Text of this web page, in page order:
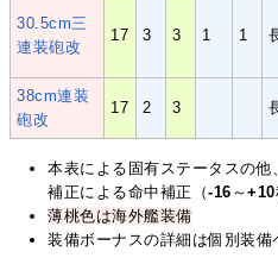
30.5cm三
連装砲改
17 3 3 1 1
38cm連装
砲改
17 2 3
本表による固有ステータスの
補正による命中補正（-16 ～+10
薄桃色は海外艦装備
装備ボーナスの詳細は個別装備